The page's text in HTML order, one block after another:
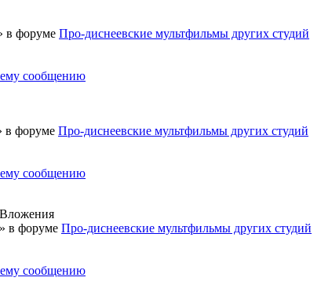
в форуме Про-диснеевские мультфильмы других студий
сообщению
в форуме Про-диснеевские мультфильмы других студий
сообщению
Вложения
в форуме Про-диснеевские мультфильмы других студий
сообщению